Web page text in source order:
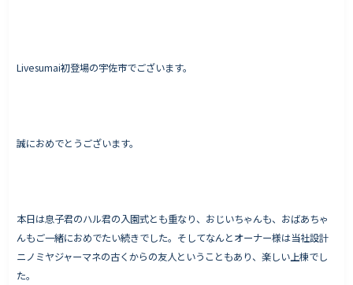
Works - 施工実績
よくいただくご質問
会社情報
Livesumai初登場の宇佐市でございます。
誠におめでとうございます。
本日は息子君のハル君の入園式とも重なり、おじいちゃんも、おばあちゃ
んもご一緒におめでたい続きでした。そしてなんとオーナー様は当社設計
ニノミヤジャーマネの古くからの友人ということもあり、楽しい上棟でし
た。